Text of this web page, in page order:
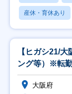
産休・育休あり
【ヒガシ21/
ング等）※転
大阪府